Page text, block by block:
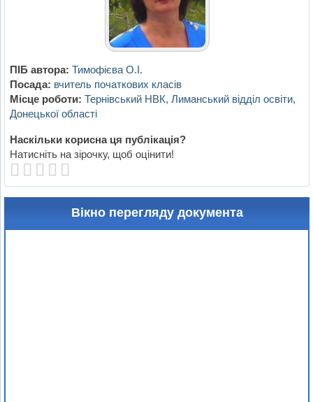
ПІБ автора: Тимофієва О.І.
Посада: вчитель початкових класів
Місце роботи: Тернівський НВК, Лиманський відділ освіти,
Донецької області
Наскільки корисна ця публікація?
Натисніть на зірочку, щоб оцінити!
Вікно перегляду документа